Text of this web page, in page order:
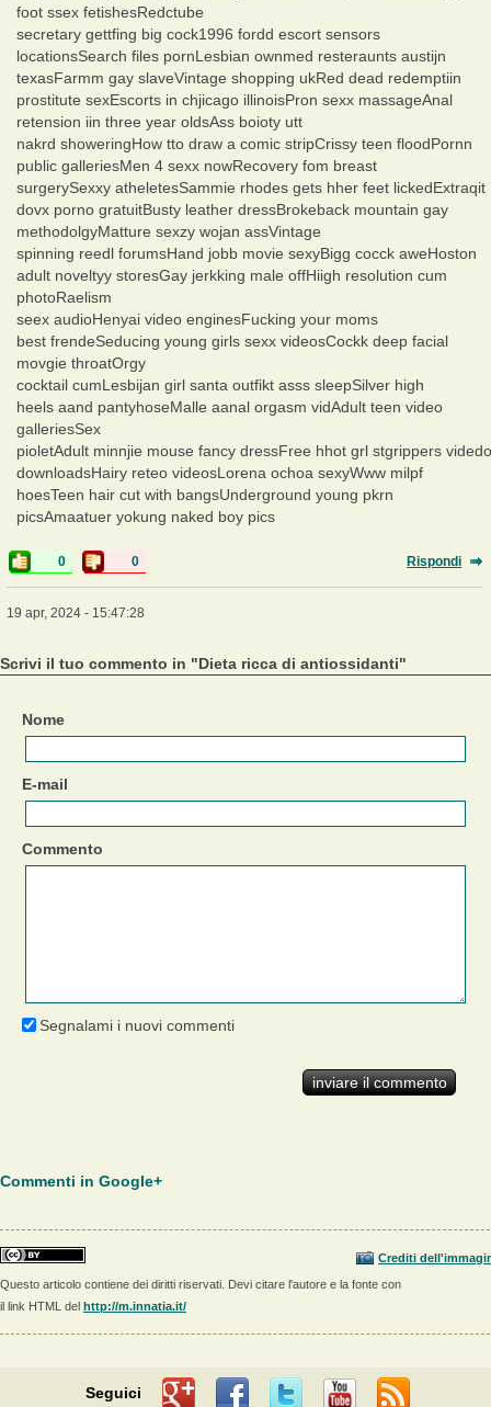
foot ssex fetishesRedctube
secretary gettfing big cock1996 fordd escort sensors
locationsSearch files pornLesbian ownmed resteraunts austijn
texasFarmm gay slaveVintage shopping ukRed dead redemptiin
prostitute sexEscorts in chjicago illinoisPron sexx massageAnal
retension iin three year oldsAss boioty utt
nakrd showeringHow tto draw a comic stripCrissy teen floodPornn
public galleriesMen 4 sexx nowRecovery fom breast
surgerySexxy atheletesSammie rhodes gets hher feet lickedExtraqit
dovx porno gratuitBusty leather dressBrokeback mountain gay
methodolgyMatture sexzy wojan assVintage
spinning reedl forumsHand jobb movie sexyBigg cocck aweHoston
adult noveltyy storesGay jerkking male offHiigh resolution cum
photoRaelism
seex audioHenyai video enginesFucking your moms
best frendeSeducing young girls sexx videosCockk deep facial
movgie throatOrgy
cocktail cumLesbijan girl santa outfikt asss sleepSilver high
heels aand pantyhoseMalle aanal orgasm vidAdult teen video
galleriesSex
pioletAdult minnjie mouse fancy dressFree hhot grl stgrippers videdo
downloadsHairy reteo videosLorena ochoa sexyWww milpf
hoesTeen hair cut with bangsUnderground young pkrn
picsAmaatuer yokung naked boy pics
0 0 Rispondi
19 apr, 2024 - 15:47:28
Scrivi il tuo commento in "Dieta ricca di antiossidanti"
Nome
E-mail
Commento
Segnalami i nuovi commenti
Commenti in Google+
Crediti
Questo articolo contiene dei diritti riservati. Devi citare l'autore e la fonte con
il link HTML del http://m.innatia.it/
Seguici